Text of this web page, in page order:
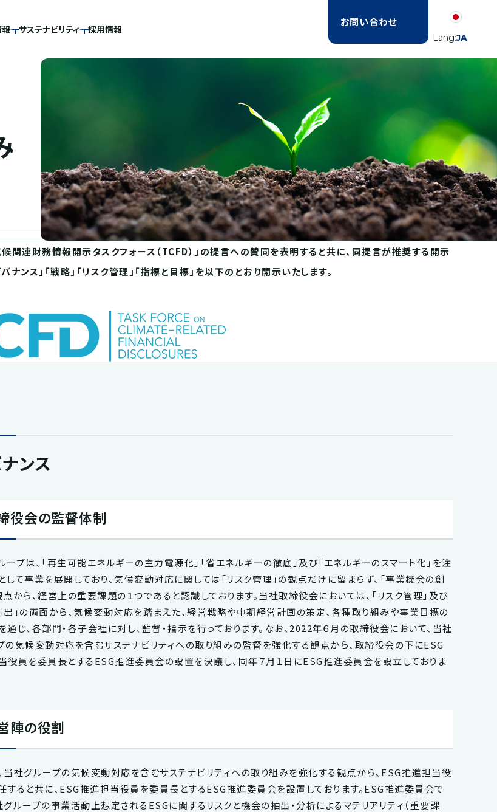
報 サステナビリティ 採用情報
Lang:JA
お問い合わせ
関連財務情報開示タスクフォース（TCFD）」の提言への賛同を表明すると共に、同提言が推奨する開示
ンス」「戦略」「リスク管理」「指標と目標」を以下のとおり開示いたします。
ンス
役会の監督体制
ープは、「再生可能エネルギーの主力電源化」「省エネルギーの徹底」及び「エネルギーのスマート化」を注
して事業を展開しており、気候変動対応に関しては「リスク管理」の観点だけに留まらず、「事業機会の創
点から、経営上の重要課題の１つであると認識しております。当社取締役会においては、「リスク管理」及び
出」の両面から、気候変動対応を踏まえた、経営戦略や中期経営計画の策定、各種取り組みや事業目標の
通じ、各部門・各子会社に対し、監督・指示を行っております。なお、2022年６月の取締役会において、当社
の気候変動対応を含むサステナビリティへの取り組みの監督を強化する観点から、取締役会の下にESG
役員を委員長とするESG推進委員会の設置を決議し、同年７月１日にESG推進委員会を設立しておりま
陣の役割
当社グループの気候変動対応を含むサステナビリティへの取り組みを強化する観点から、ESG推進担当役
すると共に、ESG推進担当役員を委員長とするESG推進委員会を設置しております。ESG推進委員会で
グループの事業活動上想定されるESGに関するリスクと機会の抽出・分析によるマテリアリティ（重要課